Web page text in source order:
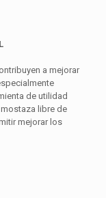
a mejorar
de utilidad
libre de
mejorar los